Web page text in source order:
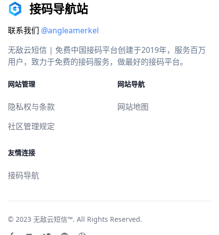
接码导航站
联系我们 @angleamerkel
无敌云短信 | 免费中国接码平台创建于2019年，服务百万
用户，致力于免费的接码服务，做最好的接码平台。
网站管理
隐私权与条款
社区管理规定
网站导航
网站地图
友情连接
接码导航
© 2023 无敌云短信™. All Rights Reserved.